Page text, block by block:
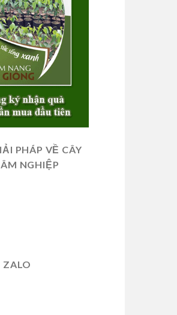
PHÁP VỀ CÂY
NGHIỆP
ZALO